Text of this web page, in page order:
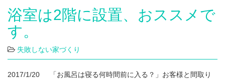
浴室は2階に設置、おススメで
す。
失敗しない家づくり
2017/1/20 「お風呂は寝る何時間前に入る？」お客様と間取り